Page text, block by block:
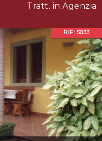
Tratt. in Agenzia
RIF: 5033